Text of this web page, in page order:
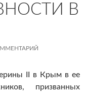
В
II в Крым в ее
призванных